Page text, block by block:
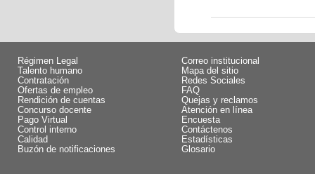
Régimen Legal
Talento humano
Contratación
Ofertas de empleo
Rendición de cuentas
Concurso docente
Pago Virtual
Control interno
Calidad
Buzón de notificaciones
Correo institucional
Mapa del sitio
Redes Sociales
FAQ
Quejas y reclamos
Atención en línea
Encuesta
Contáctenos
Estadísticas
Glosario